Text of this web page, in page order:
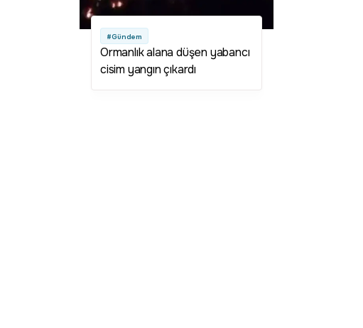
#Gündem
Ormanlık alana düşen yabancı
cisim yangın çıkardı